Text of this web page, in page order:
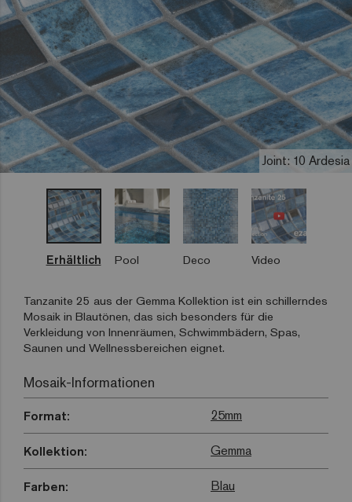
Joint: 10 Ardesia
Erhältlich Pool Deco Video
Tanzanite 25 aus der Gemma Kollektion ist ein schillerndes
Mosaik in Blautönen, das sich besonders für die
Verkleidung von Innenräumen, Schwimmbädern, Spas,
Saunen und Wellnessbereichen eignet.
Mosaik-Informationen
Format: 25mm
Kollektion: Gemma
Farben: Blau